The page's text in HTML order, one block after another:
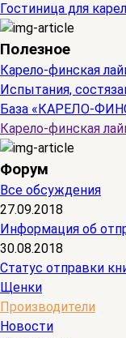
Гостиница для
Полезное
Карело-финская
Испытания,
База «КАРЕЛО-
Карело-финская
Форум
Все обсуждения
27.09.2018
Информация об
30.08.2018
Статус отправки
Щенки
Производители
Новости